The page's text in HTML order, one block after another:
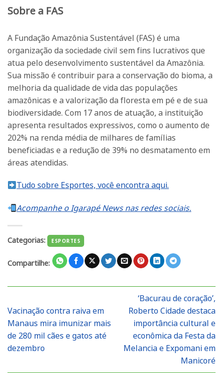
Sobre a FAS
A Fundação Amazônia Sustentável (FAS) é uma
organização da sociedade civil sem fins lucrativos que
atua pelo desenvolvimento sustentável da Amazônia.
Sua missão é contribuir para a conservação do bioma, a
melhoria da qualidade de vida das populações
amazônicas e a valorização da floresta em pé e de sua
biodiversidade. Com 17 anos de atuação, a instituição
apresenta resultados expressivos, como o aumento de
202% na renda média de milhares de famílias
beneficiadas e a redução de 39% no desmatamento em
áreas atendidas.
Tudo sobre Esportes, você encontra aqui.
Acompanhe o Igarapé News nas redes sociais.
Categorias: ESPORTES
Compartilhe:
Vacinação contra raiva em
Manaus mira imunizar mais
de 280 mil cães e gatos até
dezembro
‘Bacurau de coração’,
Roberto Cidade destaca
importância cultural e
econômica da Festa da
Melancia e Expomani em
Manicoré